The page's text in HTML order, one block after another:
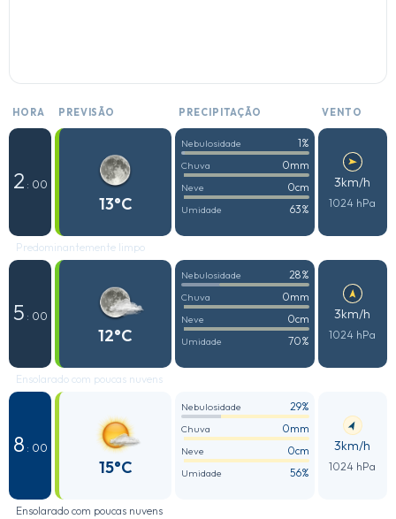
HORA PREVISÃO PRECIPITAÇÃO VENTO
2 : 00
13°C
Nebulosidade 1%
Chuva 0mm
Neve 0cm
Umidade 63%
3km/h
1024 hPa
Predominantemente limpo
5 : 00
12°C
Nebulosidade 28%
Chuva 0mm
Neve 0cm
Umidade 70%
3km/h
1024 hPa
Ensolarado com poucas nuvens
8 : 00
15°C
Nebulosidade 29%
Chuva 0mm
Neve 0cm
Umidade 56%
3km/h
1024 hPa
Ensolarado com poucas nuvens